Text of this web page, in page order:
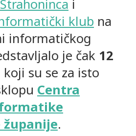
i
klub na
informatičkog
je čak 12
koji su se za isto
Centra
.